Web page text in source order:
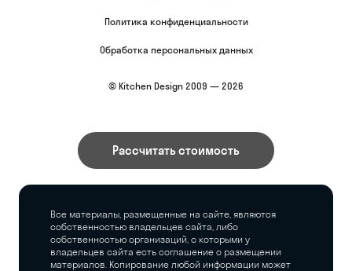
Политика конфиденциальности
Обработка персональных данных
© Kitchen Design 2009 — 2026
Рассчитать стоимость
Все материалы, размещенные на сайте, являются
собственностью владельцев сайта, либо
собственностью организаций, с которыми у
владельцев сайта есть соглашение о размещении
материалов. Копирование любой информации может